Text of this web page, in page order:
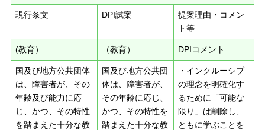
現行条文 DPI試案
提案理由・コメン
ト等
(教育） （教育） DPIコメント
国及び地方公共団体
は、障害者が、その
年齢及び能力に応
じ、かつ、その特性
を踏まえた十分な教
国及び地方公共団
体は、障害者が、
その年齢に応じ、
かつ、その特性を
踏まえた十分な教
・インクルーシブ
の理念を明確化す
るために「可能な
限り」は削除し、
ともに学ぶことを